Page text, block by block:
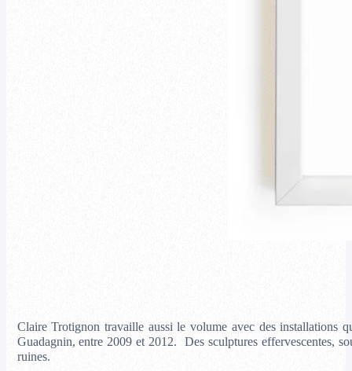
Claire Trotignon travaille aussi le volume avec des installations
Guadagnin, entre 2009 et 2012. Des sculptures effervescentes,
ruines.